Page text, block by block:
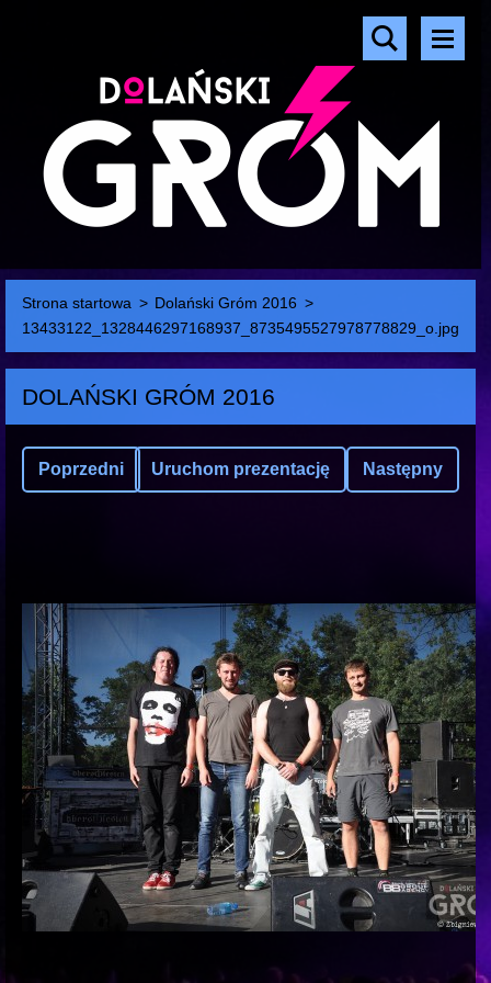
Strona startowa > Dolański Gróm 2016 >
13433122_1328446297168937_8735495527978778829_o.jpg
DOLAŃSKI GRÓM 2016
Poprzedni Uruchom prezentację Następny